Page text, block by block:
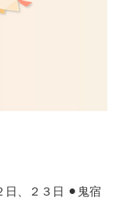
日、２３日 ⚫︎鬼宿